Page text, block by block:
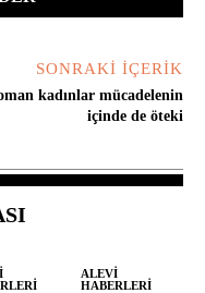
SONRAKI İÇERIK
kadınlar mücadelenin
içinde de öteki
ALEVI
HABERLERI